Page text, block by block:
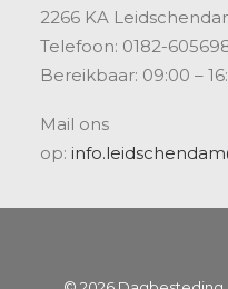
2266 KA
Telefoon: 0182-
Bereikbaar: 09:00 –
Mail ons
op: